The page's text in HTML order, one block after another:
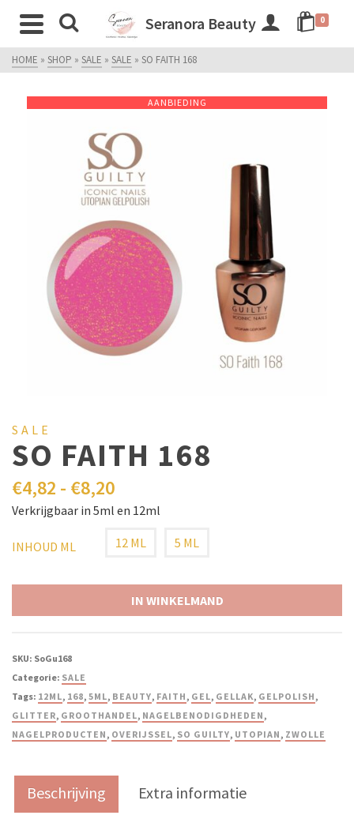
Seranora Beauty 0
HOME » SHOP » SALE » SALE » SO FAITH 168
AANBIEDING
SALE
SO FAITH 168
€4,82 - €8,20
Verkrijgbaar in 5ml en 12ml
INHOUD ML 12 ML 5 ML
IN WINKELMAND
SKU: SoGu168
Categorie: SALE
Tags: 12ML, 168, 5ML, BEAUTY, FAITH, GEL, GELLAK, GELPOLISH,
GLITTER, GROOTHANDEL, NAGELBENODIGDHEDEN,
NAGELPRODUCTEN, OVERIJSSEL, SO GUILTY, UTOPIAN, ZWOLLE
Beschrijving
Extra informatie